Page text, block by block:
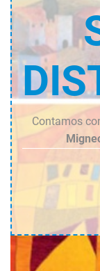
Contamos